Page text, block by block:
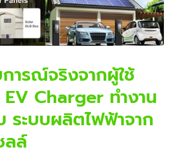
ารณ์จริงจากผู้ใช้
EV Charger ทำงาน
ระบบผลิตไฟฟ้าจาก
ลล์